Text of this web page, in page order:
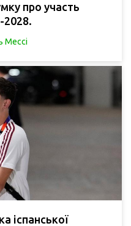
про участь
2028.
Мессі
іспанської